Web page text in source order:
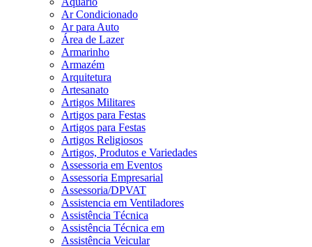
Ar Condicionado
Ar para Auto
Área de Lazer
Armarinho
Armazém
Arquitetura
Artesanato
Artigos Militares
Artigos para Festas
Artigos para Festas
Artigos Religiosos
Artigos, Produtos e Variedades
Assessoria em Eventos
Assessoria Empresarial
Assessoria/DPVAT
Assistencia em Ventiladores
Assistência Técnica
Assistência Técnica em
Assistência Veicular